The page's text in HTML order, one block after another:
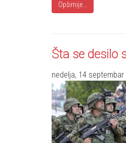
Opširnije...
Šta se desilo
nedelja, 14 septembar